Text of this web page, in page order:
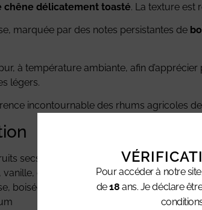
chêne délicatement toasté. La texture est
marquée par des notes persistantes de
à température ambiante, afin
légers.
incontournable des rhums agricoles
secs, miel, cacao, épices douces.
vanille, caramel, fruits confits, café, cacao,
boisée, épicée et légèrement chocolatée.
Pour accéder à notre
de18 ans. Je déclare